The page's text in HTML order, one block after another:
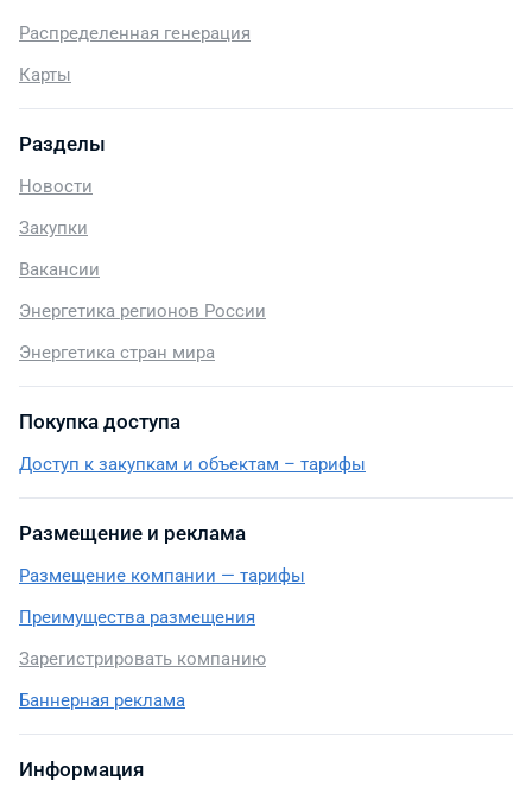
Распределенная генерация
Карты
Разделы
Новости
Закупки
Вакансии
Энергетика регионов России
Энергетика стран мира
Покупка доступа
Доступ к закупкам и объектам – тарифы
Размещение и реклама
Размещение компании — тарифы
Преимущества размещения
Зарегистрировать компанию
Баннерная реклама
Информация